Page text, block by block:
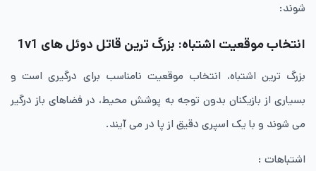
شوند:
انتخاب موقعیت اشتباه: بزرگ ترین قاتل دوئل های 1v1
بزرگ ترین اشتباه، انتخاب موقعیت نامناسب برای درگیری است و
بسیاری از بازیکنان بدون توجه به پوشش محیط، در فضاهای باز درگیر
می شوند و با یک اسپری دقیق از پا در می آیند.
اشتباهات :